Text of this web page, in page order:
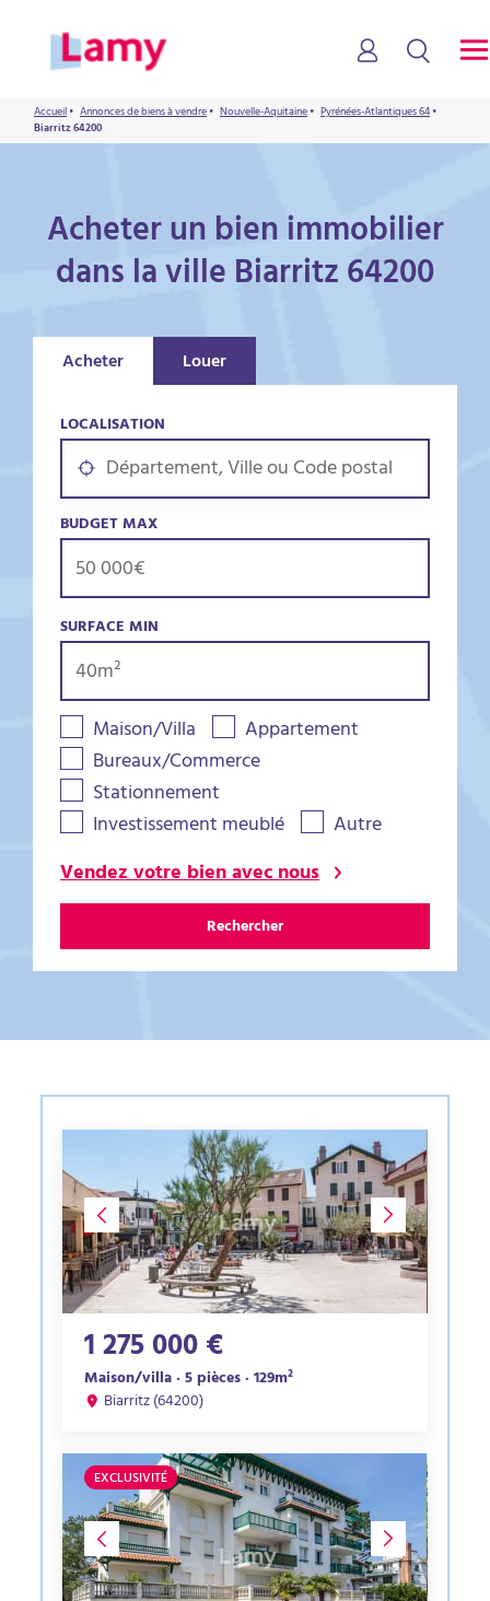
Accueil• Annonces de biens à vendre• Nouvelle-Aquitaine• Pyrénées-Atlantiques 64•
Biarritz 64200
Acheter un bien immobilier
dans la ville Biarritz 64200
Acheter Louer
LOCALISATION
BUDGET MAX
SURFACE MIN
Maison/Villa
Appartement
Bureaux/Commerce
Stationnement
Investissement meublé
Autre
Vendez votre bien avec nous
Rechercher
1 275 000 €
Maison/villa · 5 pièces · 129m²
Biarritz (64200)
EXCLUSIVITÉ